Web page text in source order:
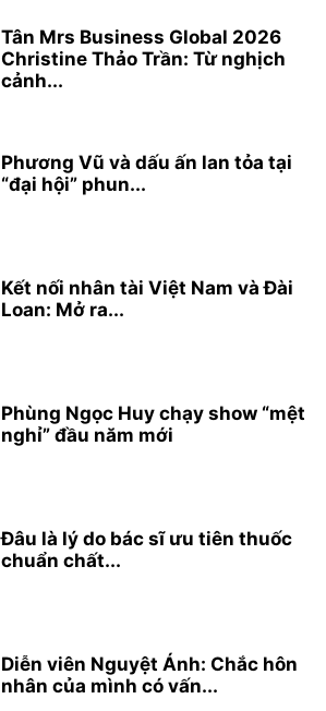
Tân Mrs Business Global 2026
Christine Thảo Trần: Từ nghịch
cảnh...
Phương Vũ và dấu ấn lan tỏa tại
“đại hội” phun...
Kết nối nhân tài Việt Nam và Đài
Loan: Mở ra...
Phùng Ngọc Huy chạy show “mệt
nghỉ” đầu năm mới
Đâu là lý do bác sĩ ưu tiên thuốc
chuẩn chất...
Diễn viên Nguyệt Ánh: Chắc hôn
nhân của mình có vấn...